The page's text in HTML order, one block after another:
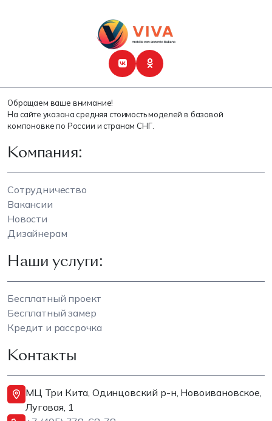
Обращаем ваше внимание!
На сайте указана средняя стоимость моделей в базовой
компоновке по России и странам СНГ.
Компания:
Сотрудничество
Вакансии
Новости
Дизайнерам
Наши услуги:
Бесплатный проект
Бесплатный замер
Кредит и рассрочка
Контакты
МЦ Три Кита, Одинцовский р-н, Новоивановское,
Луговая, 1